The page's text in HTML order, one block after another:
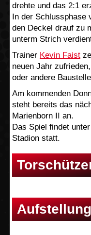
drehte und das 2:1
In der Schlussphase
den Deckel drauf zu
unterm Strich
Trainer Kevin Faist
neuen Jahr
oder andere
Am kommenden
steht bereits das
Marienborn II an.
Das Spiel findet
Stadion statt.
Aufstellung